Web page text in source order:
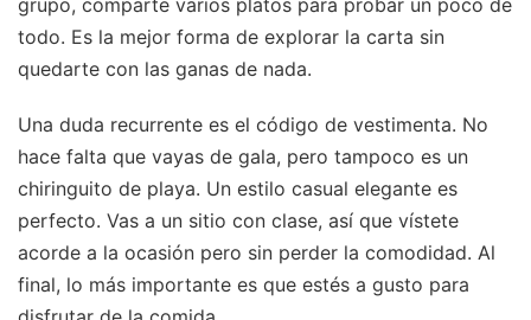
grupo, comparte varios platos para probar un poco de
todo. Es la mejor forma de explorar la carta sin
quedarte con las ganas de nada.
Una duda recurrente es el código de vestimenta. No
hace falta que vayas de gala, pero tampoco es un
chiringuito de playa. Un estilo casual elegante es
perfecto. Vas a un sitio con clase, así que vístete
acorde a la ocasión pero sin perder la comodidad. Al
final, lo más importante es que estés a gusto para